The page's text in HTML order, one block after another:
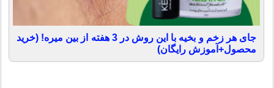
جای هر زخم و بخیه با این روش در 3 هفته از بین میره! (خرید
محصول+آموزش رایگان)